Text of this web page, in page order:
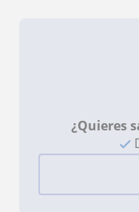
¿Quieres